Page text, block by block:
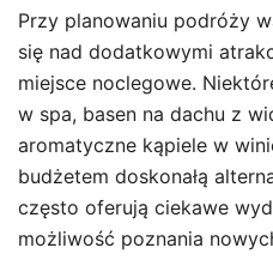
Przy planowaniu podróży
się nad dodatkowymi
miejsce noclegowe.
w spa, basen na dachu z
aromatyczne kąpiele w
budżetem doskonałą
często oferują ciekawe
możliwość poznania